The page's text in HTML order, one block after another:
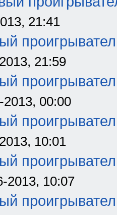
21:41
21:59
00:00
10:01
2013, 10:07